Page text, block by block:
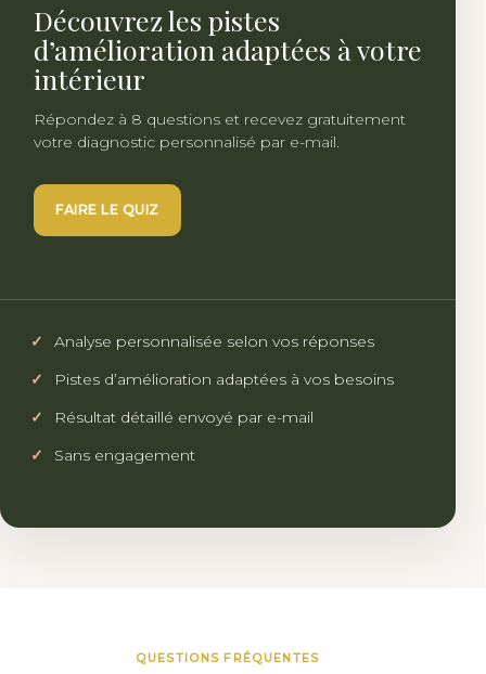
Découvrez les pistes
d’amélioration adaptées à votre
intérieur
Répondez à 8 questions et recevez gratuitement
votre diagnostic personnalisé par e-mail.
FAIRE LE QUIZ
Analyse personnalisée selon vos réponses
Pistes d’amélioration adaptées à vos besoins
Résultat détaillé envoyé par e-mail
Sans engagement
QUESTIONS FRÉQUENTES